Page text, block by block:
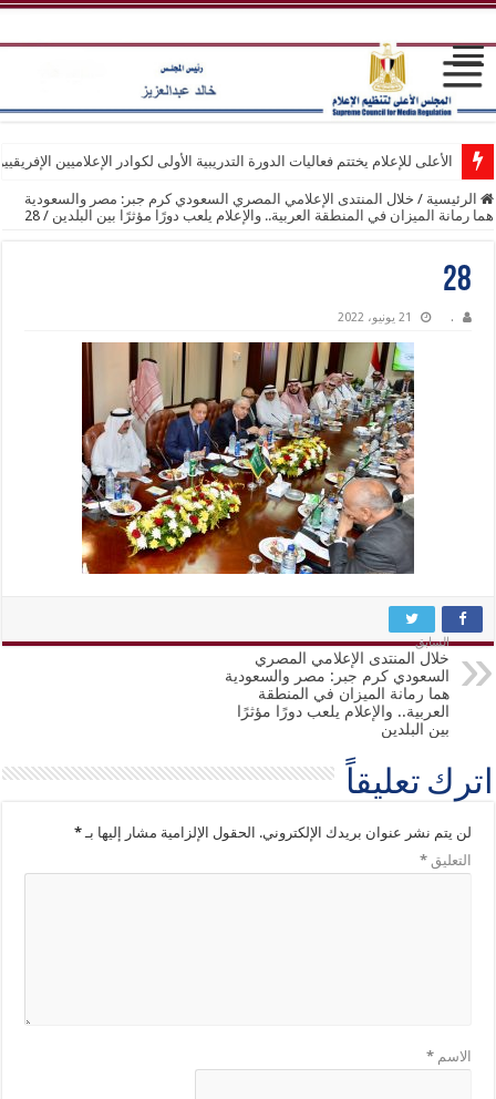
الأعلى للإعلام يختتم فعاليات الدورة التدريبية الأولى لكوادر الإعلاميين
الرئيسية / خلال المنتدى الإعلامي المصري السعودي كرم جبر: مصر والسعودية
هما رمانة الميزان في المنطقة العربية.. والإعلام يلعب دورًا مؤثرًا بين البلدين /
28
28
. 21 يونيو، 2022
السابق
خلال المنتدى الإعلامي المصري
السعودي كرم جبر: مصر والسعودية
هما رمانة الميزان في المنطقة
العربية.. والإعلام يلعب دورًا مؤثرًا
بين البلدين
اترك تعليقاً
لن يتم نشر عنوان بريدك الإلكتروني. الحقول الإلزامية مشار إليها بـ*
التعليق*
الاسم*